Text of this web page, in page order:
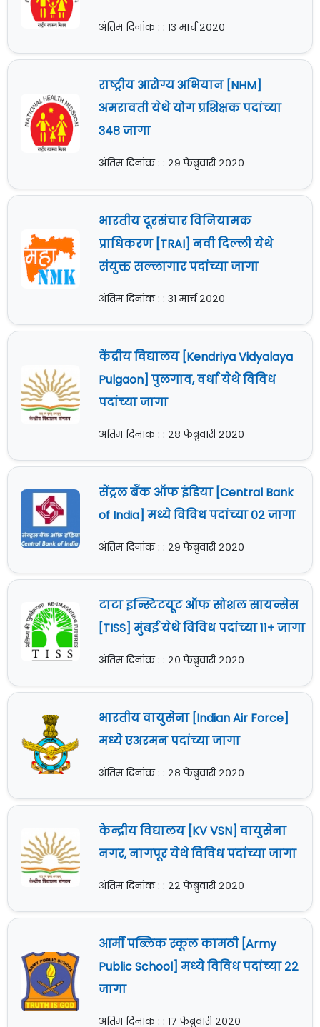
अंतिम दिनांक : : १३ मार्च २०२०
राष्ट्रीय आरोग्य अभियान [NHM]
अमरावती येथे योग प्रशिक्षक पदांच्या
३४८ जागा
अंतिम दिनांक : : २९ फेब्रुवारी २०२०
भारतीय दूरसंचार विनियामक
प्राधिकरण [TRAI] नवी दिल्ली येथे
संयुक्त सल्लागार पदांच्या जागा
अंतिम दिनांक : : ३१ मार्च २०२०
केंद्रीय विद्यालय [Kendriya Vidyalaya
Pulgaon] पुलगाव, वर्धा येथे विविध
पदांच्या जागा
अंतिम दिनांक : : २८ फेब्रुवारी २०२०
सेंट्रल बँक ऑफ इंडिया [Central Bank
of India] मध्ये विविध पदांच्या ०२ जागा
अंतिम दिनांक : : २९ फेब्रुवारी २०२०
टाटा इन्स्टिटयूट ऑफ सोशल सायन्सेस
[TISS] मुंबई येथे विविध पदांच्या ११+ जागा
अंतिम दिनांक : : २० फेब्रुवारी २०२०
भारतीय वायुसेना [Indian Air Force]
मध्ये एअरमन पदांच्या जागा
अंतिम दिनांक : : २८ फेब्रुवारी २०२०
केन्द्रीय विद्यालय [KV VSN] वायुसेना
नगर, नागपूर येथे विविध पदांच्या जागा
अंतिम दिनांक : : २२ फेब्रुवारी २०२०
आर्मी पब्लिक स्कूल कामठी [Army
Public School] मध्ये विविध पदांच्या २२
जागा
अंतिम दिनांक : : १७ फेब्रुवारी २०२०